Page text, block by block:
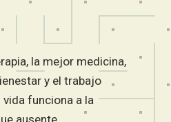
la mejor medicina,
y el trabajo
funciona a la
ausente.